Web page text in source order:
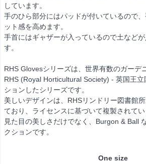
しています。
手のひら部分にはパッドが付いているので
ット感を高めます。
手首にはギャザーが入っているので土など
す。
RHS Glovesシリーズは、世界有数のガーデ
RHS (Royal Horticultural Society) - 英国王
ションしたシリーズです。
美しいデザインは、RHSリンドリー図書館
ており、ライセンスに基づいて複製されてい
見た目の美しさだけでなく、Burgon & Ball
クションです。
One size